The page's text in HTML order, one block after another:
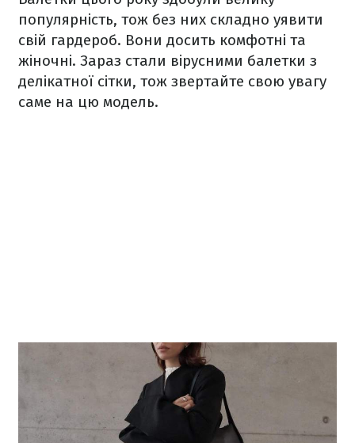
популярність, тож без них складно уявити
свій гардероб. Вони досить комфотні та
жіночні. Зараз стали вірусними балетки з
делікатної сітки, тож звертайте свою увагу
саме на цю модель.